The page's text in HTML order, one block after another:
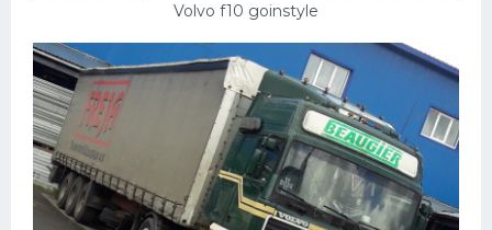
Volvo f10 goinstyle